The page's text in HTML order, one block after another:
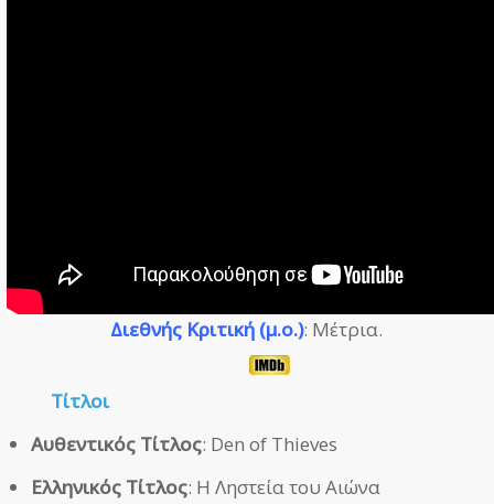
Διεθνής Κριτική (μ.ο.): Μέτρια.
Τίτλοι
Αυθεντικός Τίτλος: Den of Thieves
Ελληνικός Τίτλος: Η Ληστεία του Αιώνα